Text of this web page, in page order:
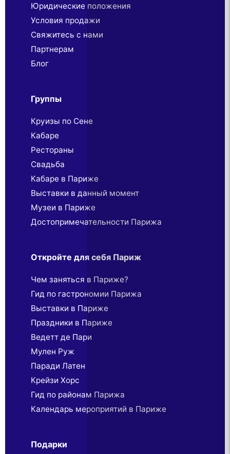
Юридические положения
Условия продажи
Свяжитесь с нами
Партнерaм
Блог
Группы
Круизы по Сене
Кабаре
Рестораны
Свадьба
Кабаре в Париже
Выставки в данный момент
Музеи в Париже
Достопримечательности Парижа
Откройте для себя Париж
Чем заняться в Париже?
Гид по гастрономии Парижа
Выставки в Париже
Праздники в Париже
Ведетт де Пари
Мулен Руж
Паради Латен
Крейзи Хорс
Гид по районам Парижа
Календарь мероприятий в Париже
Подарки